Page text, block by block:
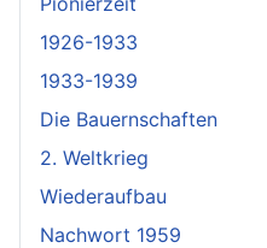
1926-1933
1933-1939
Die Bauernschaften
2. Weltkrieg
Wiederaufbau
Nachwort 1959